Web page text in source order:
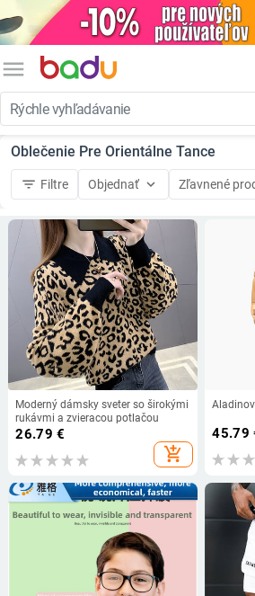
menu
Oblečenie Pre Orientálne Tance
filter_list Filtre Objednať keyboard_arrow_down Zľavnené
Moderný dámsky sveter so širokými
rukávmi a zvieracou potlačou
26.79 €
add_shopping_cart
45.79